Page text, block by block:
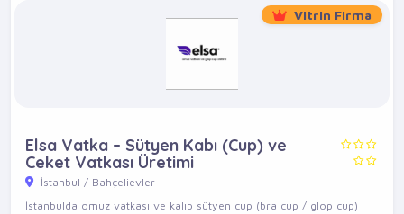
Vitrin Firma
Elsa Vatka – Sütyen Kabı (Cup) ve
Ceket Vatkası Üretimi
İstanbul / Bahçelievler
İstanbulda omuz vatkası ve kalıp sütyen cup (bra cup / glop cup)